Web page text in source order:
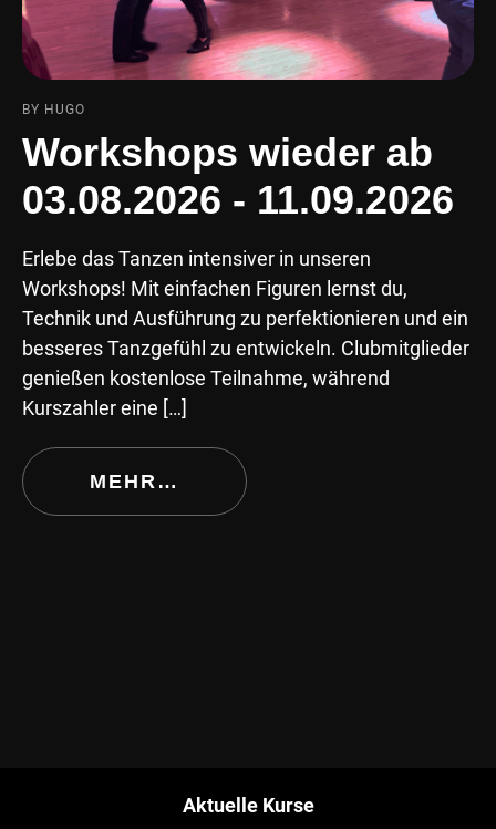
BY HUGO
Workshops wieder ab
03.08.2026 - 11.09.2026
Erlebe das Tanzen intensiver in unseren
Workshops! Mit einfachen Figuren lernst du,
Technik und Ausführung zu perfektionieren und ein
besseres Tanzgefühl zu entwickeln. Clubmitglieder
genießen kostenlose Teilnahme, während
Kurszahler eine […]
MEHR…
Aktuelle Kurse